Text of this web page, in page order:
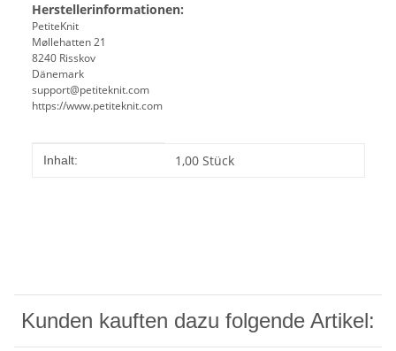
Herstellerinformationen:
PetiteKnit
Møllehatten 21
8240 Risskov
Dänemark
support@petiteknit.com
https://www.petiteknit.com
Produkteigenschaft
Wert
Inhalt: 1,00 Stück
Kunden kauften dazu folgende Artikel: